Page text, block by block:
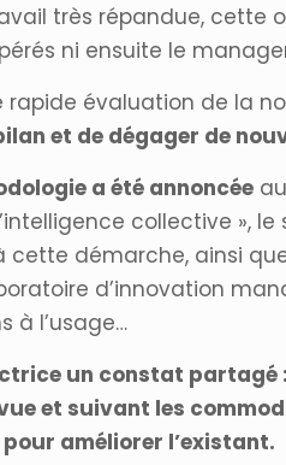
très répandue, cette
ni ensuite le
rapide évaluation de la
et de dégager de
a été annoncée
collective
démarche, ainsi
d’innovation
à l’usage…
un constat partagé
et suivant les
améliorer l’existant.